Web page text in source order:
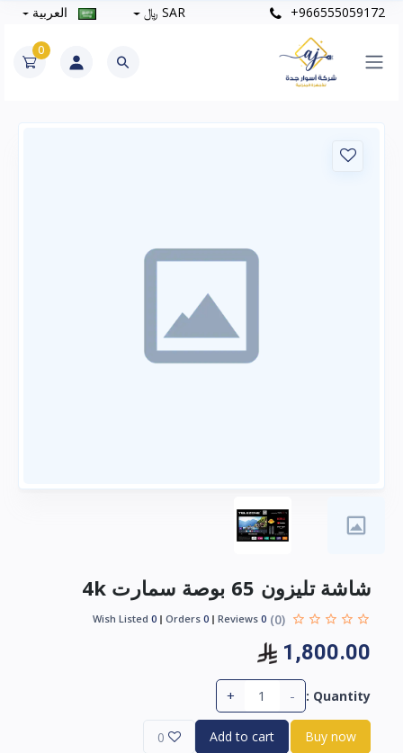
+966555059172 SAR ﷼ العربية
0
شاشة تليزون 65 بوصة سمارت 4k
(0)
0
0
0
1,800.00
Quantity :
-
+
Buy now
Add to cart
0